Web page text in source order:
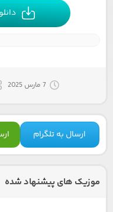
7 مارس 2025
ارسال به تلگرام
موزیک های پیشنهاد شده